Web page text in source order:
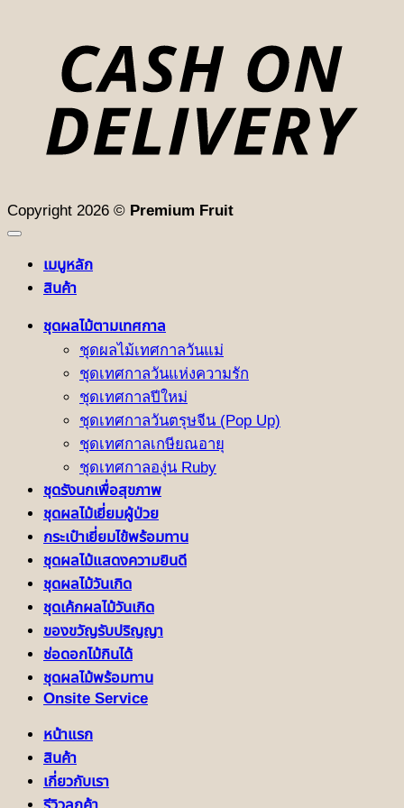
Copyright 2026 © Premium Fruit
เมนูหลัก
สินค้า
ชุดผลไม้ตามเทศกาล
ชุดผลไม้เทศกาลวันแม่
ชุดเทศกาลวันแห่งความรัก
ชุดเทศกาลปีใหม่
ชุดเทศกาลวันตรุษจีน (Pop Up)
ชุดเทศกาลเกษียณอายุ
ชุดเทศกาลองุ่น Ruby
ชุดรังนกเพื่อสุขภาพ
ชุดผลไม้เยี่ยมผู้ป่วย
กระเป๋าเยี่ยมไข้พร้อมทาน
ชุดผลไม้แสดงความยินดี
ชุดผลไม้วันเกิด
ชุดเค้กผลไม้วันเกิด
ของขวัญรับปริญญา
ช่อดอกไม้กินได้
ชุดผลไม้พร้อมทาน
Onsite Service
หน้าแรก
สินค้า
เกี่ยวกับเรา